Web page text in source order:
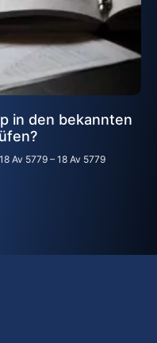
in den bekannten
Av 5779 – 18 Av 5779